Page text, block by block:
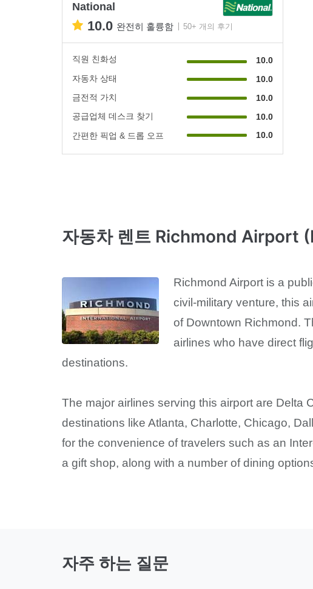
National
10.0 완전히 훌륭함 50+ 개의 후기
직원 친화성
10.0
자동차 상태
10.0
금전적 가치
10.0
공급업체 데스크 찾기
10.0
간편한 픽업 & 드롭 오프
10.0
자동차 렌트 Richmond Airport
Richmond Airport is a
civil-military venture, this
of Downtown Richmond.
airlines who have direct
destinations.
The major airlines serving this airport are Delta
destinations like Atlanta, Charlotte, Chicago,
for the convenience of travelers such as an
a gift shop, along with a number of dining
자주 하는 질문